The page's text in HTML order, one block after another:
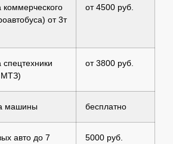
коммерческого
от 3т
от 4500 руб.
спецтехники
МТЗ)
от 3800 руб.
машины бесплатно
авто до 7
5000 руб.